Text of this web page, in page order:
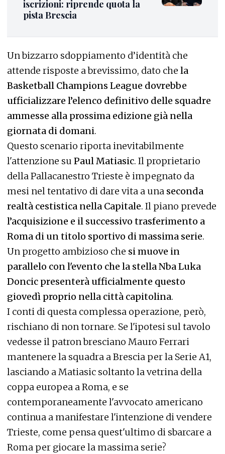
iscrizioni: riprende quota la
pista Brescia
Un bizzarro sdoppiamento d’identità che
attende risposte a brevissimo, dato che la
Basketball Champions League dovrebbe
ufficializzare l’elenco definitivo delle squadre
ammesse alla prossima edizione già nella
giornata di domani.
Questo scenario riporta inevitabilmente
l'attenzione su Paul Matiasic. Il proprietario
della Pallacanestro Trieste è impegnato da
mesi nel tentativo di dare vita a una seconda
realtà cestistica nella Capitale. Il piano prevede
l’acquisizione e il successivo trasferimento a
Roma di un titolo sportivo di massima serie.
Un progetto ambizioso che si muove in
parallelo con l'evento che la stella Nba Luka
Doncic presenterà ufficialmente questo
giovedì proprio nella città capitolina.
I conti di questa complessa operazione, però,
rischiano di non tornare. Se l'ipotesi sul tavolo
vedesse il patron bresciano Mauro Ferrari
mantenere la squadra a Brescia per la Serie A1,
lasciando a Matiasic soltanto la vetrina della
coppa europea a Roma, e se
contemporaneamente l'avvocato americano
continua a manifestare l'intenzione di vendere
Trieste, come pensa quest'ultimo di sbarcare a
Roma per giocare la massima serie?